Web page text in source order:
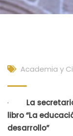
Academia y
· La
libro “La
desarrollo”